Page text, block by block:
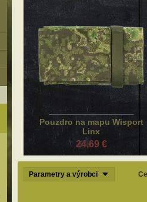
Pouzdro na mapu Wisport
Linx
24,69 €
Parametry a výrobci